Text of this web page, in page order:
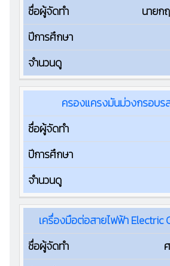
งาน
วิจัย
จัด
ทำ
นายก
ครองแครงมันม่วงกรอบร
เครื่องมือต่อสายไฟฟ้า Electric